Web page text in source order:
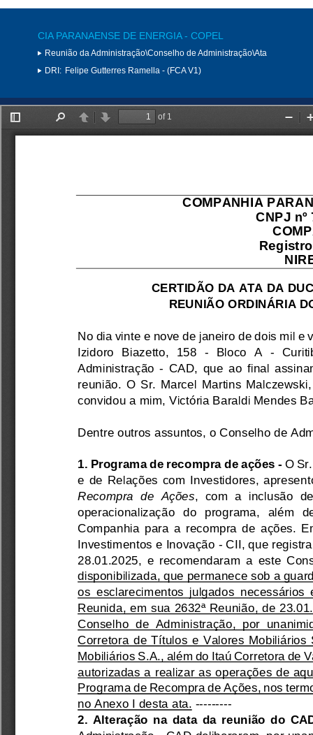
CIA PARANAENSE DE ENERGIA - COPEL
Reunião da Administração\Conselho de Administração\Ata
DRI: Felipe Gutterres Ramella - (FCA V1)